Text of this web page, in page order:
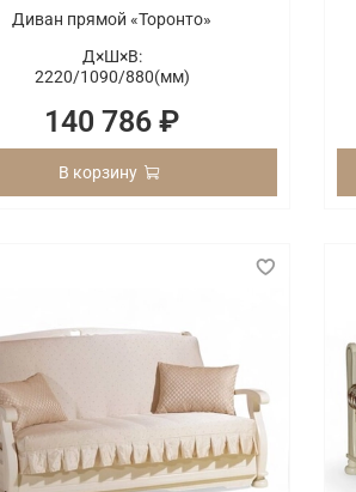
Диван прямой «Торонто»
Д×Ш×В:
2220/1090/880(мм)
140 786 ₽
В корзину